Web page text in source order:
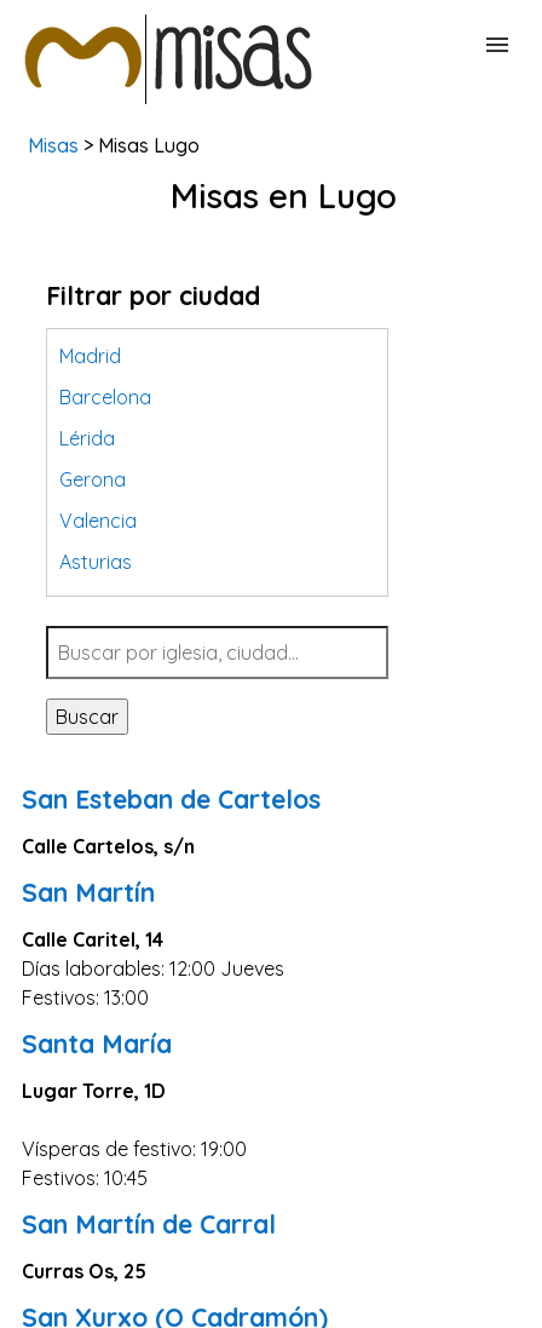
BUSCAR MISAS
Misas > Misas Lugo
Misas en Lugo
Filtrar por ciudad
Madrid
Barcelona
Lérida
Gerona
Valencia
Asturias
Tarragona
Navarra
Valladolid
Sevilla
Santa Cruz de Tenerife
Cantabria
Islas Baleares
Las Palmas
Málaga
Toledo
Zaragoza
Murcia
Vizcaya
Cádiz
Granada
Córdoba
Buscar
San Esteban de Cartelos
Calle Cartelos, s/n
San Martín
Calle Caritel, 14
Días laborables: 12:00 Jueves
Festivos: 13:00
Santa María
Lugar Torre, 1D
Vísperas de festivo: 19:00
Festivos: 10:45
San Martín de Carral
Curras Os, 25
San Xurxo (O Cadramón)